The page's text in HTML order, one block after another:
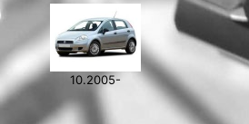
10.2005-